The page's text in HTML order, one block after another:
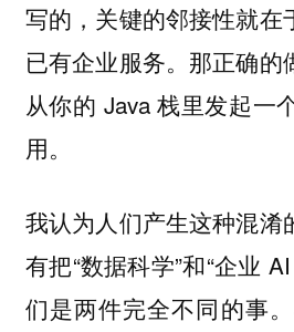
写的，关键的邻接性就在
已有企业服务。那正确的
从你的 Java 栈里发起一
用。
我认为人们产生这种混淆
有把“数据科学”和“企业
们是两件完全不同的事